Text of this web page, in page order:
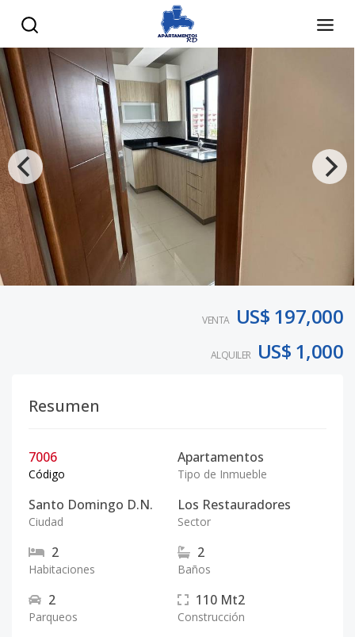
VENTA US$ 197,000
ALQUILER US$ 1,000
Resumen
7006
Código
Apartamentos
Tipo de Inmueble
Santo Domingo D.N.
Ciudad
Los Restauradores
Sector
2
Habitaciones
2
Baños
2
Parqueos
110 Mt2
Construcción